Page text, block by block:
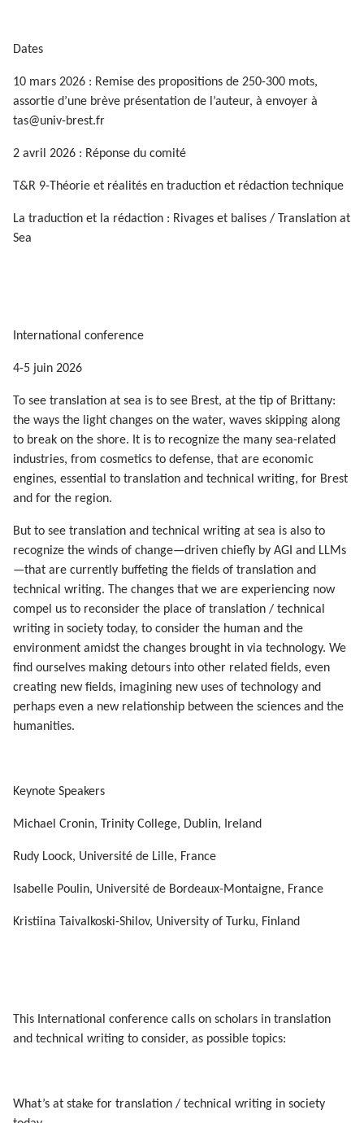
Dates
10 mars 2026 : Remise des propositions de 250-300 mots,
assortie d’une brève présentation de l’auteur, à envoyer à
tas@univ-brest.fr
2 avril 2026 : Réponse du comité
T&R 9-Théorie et réalités en traduction et rédaction technique
La traduction et la rédaction : Rivages et balises / Translation at
Sea
International conference
4-5 juin 2026
To see translation at sea is to see Brest, at the tip of Brittany:
the ways the light changes on the water, waves skipping along
to break on the shore. It is to recognize the many sea-related
industries, from cosmetics to defense, that are economic
engines, essential to translation and technical writing, for Brest
and for the region.
But to see translation and technical writing at sea is also to
recognize the winds of change—driven chiefly by AGI and LLMs
—that are currently buffeting the fields of translation and
technical writing. The changes that we are experiencing now
compel us to reconsider the place of translation / technical
writing in society today, to consider the human and the
environment amidst the changes brought in via technology. We
find ourselves making detours into other related fields, even
creating new fields, imagining new uses of technology and
perhaps even a new relationship between the sciences and the
humanities.
Keynote Speakers
Michael Cronin, Trinity College, Dublin, Ireland
Rudy Loock, Université de Lille, France
Isabelle Poulin, Université de Bordeaux-Montaigne, France
Kristiina Taivalkoski-Shilov, University of Turku, Finland
This International conference calls on scholars in translation
and technical writing to consider, as possible topics:
What’s at stake for translation / technical writing in society